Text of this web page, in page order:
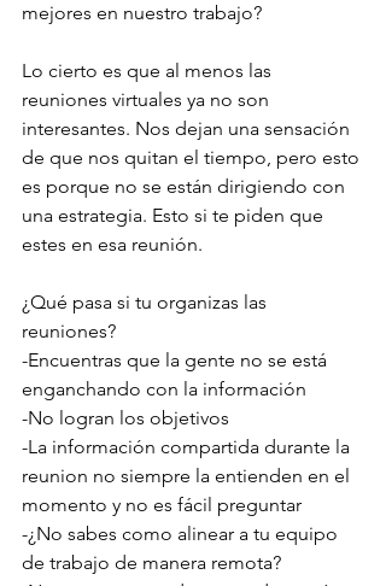
mejores en nuestro trabajo?
Lo cierto es que al menos las
reuniones virtuales ya no son
interesantes. Nos dejan una sensación
de que nos quitan el tiempo, pero esto
es porque no se están dirigiendo con
una estrategia. Esto si te piden que
estes en esa reunión.
¿Qué pasa si tu organizas las
reuniones?
-Encuentras que la gente no se está
enganchando con la información
-No logran los objetivos
-La información compartida durante la
reunion no siempre la entienden en el
momento y no es fácil preguntar
-¿No sabes como alinear a tu equipo
de trabajo de manera remota?